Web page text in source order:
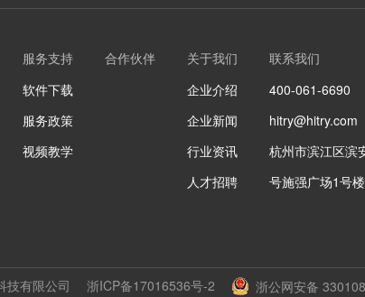
服务支持
软件下载
服务政策
视频教学
合作伙伴
关于我们
企业介绍
企业新闻
行业资讯
人才招聘
联系我们
400-061-6690
hitry@hitry.com
杭州市滨江区滨
号施强广场1号楼
技有限公司 浙ICP备17016536号-2 浙公网安备